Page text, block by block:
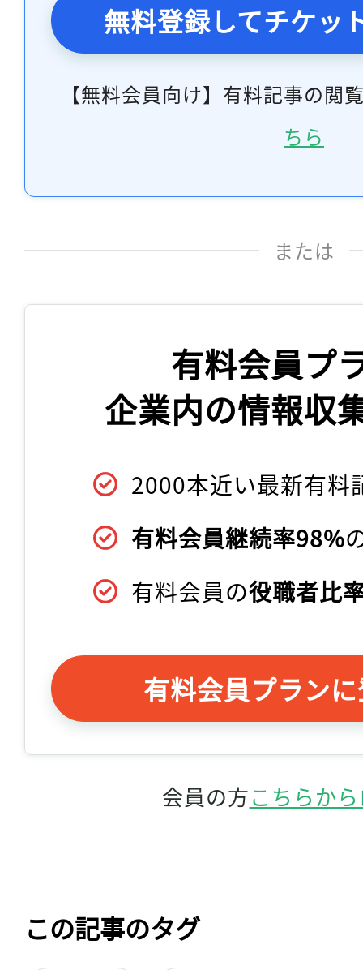
無料登録してチケッ
【無料会員向け】有料記事の閲
ちら
または
有料会員プ
企業内の情報収
2000本近い最新有料
有料会員継続率98%
有料会員の役職者比
有料会員プラン
会員の方こちらか
この記事のタグ